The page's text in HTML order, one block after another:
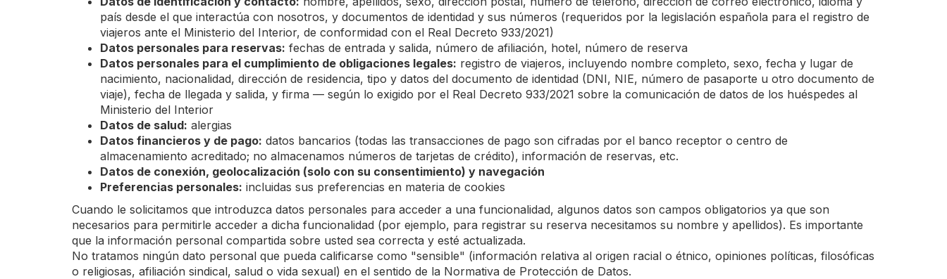
país desde el que interactúa con nosotros, y documentos de identidad y sus números (requeridos por la legislación española para el registro de
viajeros ante el Ministerio del Interior, de conformidad con el Real Decreto 933/2021)
Datos personales para reservas: fechas de entrada y salida, número de afiliación, hotel, número de reserva
Datos personales para el cumplimiento de obligaciones legales: registro de viajeros, incluyendo nombre completo, sexo, fecha y lugar de
nacimiento, nacionalidad, dirección de residencia, tipo y datos del documento de identidad (DNI, NIE, número de pasaporte u otro documento de
viaje), fecha de llegada y salida, y firma — según lo exigido por el Real Decreto 933/2021 sobre la comunicación de datos de los huéspedes al
Ministerio del Interior
Datos de salud: alergias
Datos financieros y de pago: datos bancarios (todas las transacciones de pago son cifradas por el banco receptor o centro de
almacenamiento acreditado; no almacenamos números de tarjetas de crédito), información de reservas, etc.
Datos de conexión, geolocalización (solo con su consentimiento) y navegación
Preferencias personales: incluidas sus preferencias en materia de cookies
Cuando le solicitamos que introduzca datos personales para acceder a una funcionalidad, algunos datos son campos obligatorios ya que son
necesarios para permitirle acceder a dicha funcionalidad (por ejemplo, para registrar su reserva necesitamos su nombre y apellidos). Es importante
que la información personal compartida sobre usted sea correcta y esté actualizada.
No tratamos ningún dato personal que pueda calificarse como "sensible" (información relativa al origen racial o étnico, opiniones políticas, filosóficas
o religiosas, afiliación sindical, salud o vida sexual) en el sentido de la Normativa de Protección de Datos.